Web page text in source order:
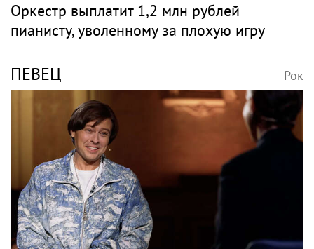
Оркестр выплатит 1,2 млн рублей
пианисту, уволенному за плохую игру
ПЕВЕЦ Рок